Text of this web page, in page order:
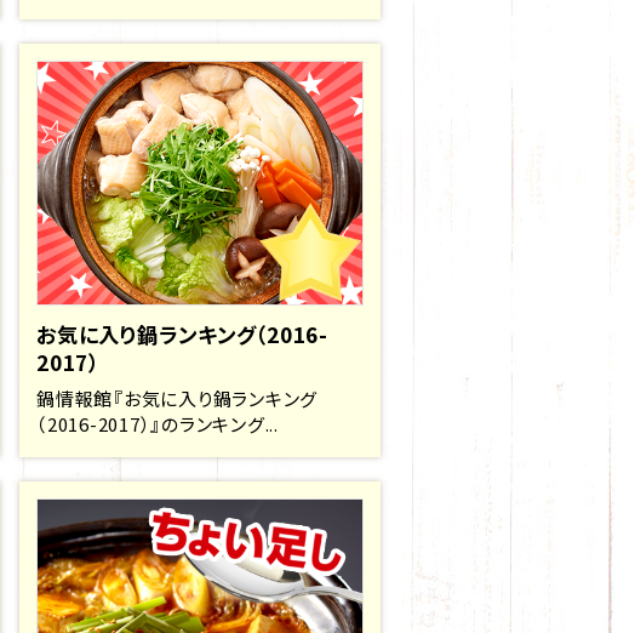
お気に入り鍋ランキング（2016-
2017）
鍋情報館『お気に入り鍋ランキング
（2016-2017）』のランキング...